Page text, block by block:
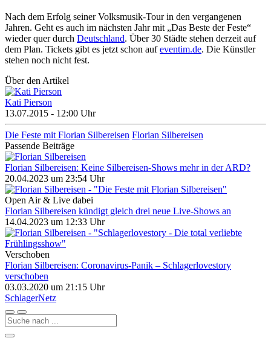
Nach dem Erfolg seiner Volksmusik-Tour in den vergangenen
Jahren. Geht es auch im nächsten Jahr mit „Das Beste der Feste“
wieder quer durch Deutschland. Über 30 Städte stehen derzeit auf
dem Plan. Tickets gibt es jetzt schon aufeventim.de. Die Künstler
stehen noch nicht fest.
Über den Artikel
Kati Pierson
13.07.2015 - 12:00 Uhr
Die Feste mit Florian Silbereisen Florian Silbereisen
Passende Beiträge
Florian Silbereisen: Keine Silbereisen-Shows mehr in der ARD?
20.04.2023 um 23:54 Uhr
Open Air & Live dabei
Florian Silbereisen kündigt gleich drei neue Live-Shows an
14.04.2023 um 12:33 Uhr
Verschoben
Florian Silbereisen: Coronavirus-Panik – Schlagerlovestory
verschoben
03.03.2020 um 21:15 Uhr
SchlagerNetz